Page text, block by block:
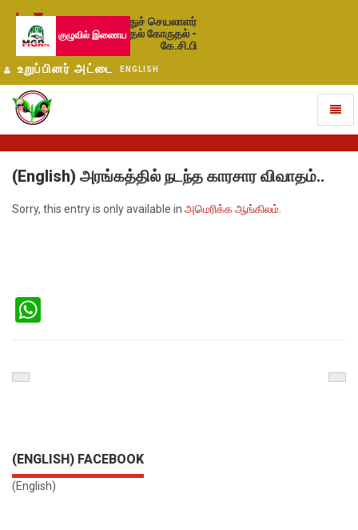
பொதுச் செயலாளர்
தேர்தல் கோருதல் -
கே.சி.பி
உறுப்பினர் அட்டை ENGLISH
(English) அரங்கத்தில் நடந்த காரசார விவாதம்..
Sorry, this entry is only available in அமெரிக்க ஆங்கிலம்
Previous
(ENGLISH) FACEBOOK
(English)
குழுவில் இணைய